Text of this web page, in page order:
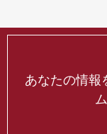
あなたの情報